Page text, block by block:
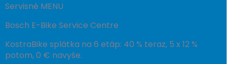
Servisné MENU
Bosch E-Bike Service Centre
KostraBike splátka na 6 etáp: 40 % teraz, 5 x 12 %
potom, 0 € navyše.